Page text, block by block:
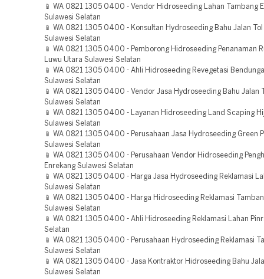
📱 WA 0821 1305 0400 - Vendor Hidroseeding Lahan Tambang
Sulawesi Selatan
📱 WA 0821 1305 0400 - Konsultan Hydroseeding Bahu Jalan Tol
Sulawesi Selatan
📱 WA 0821 1305 0400 - Pemborong Hidroseeding Penanaman
Luwu Utara Sulawesi Selatan
📱 WA 0821 1305 0400 - Ahli Hidroseeding Revegetasi
Sulawesi Selatan
📱 WA 0821 1305 0400 - Vendor Jasa Hydroseeding Bahu Jalan
Sulawesi Selatan
📱 WA 0821 1305 0400 - Layanan Hidroseeding Land Scaping
Sulawesi Selatan
📱 WA 0821 1305 0400 - Perusahaan Jasa Hydroseeding Green
Sulawesi Selatan
📱 WA 0821 1305 0400 - Perusahaan Vendor Hidroseeding
Enrekang Sulawesi Selatan
📱 WA 0821 1305 0400 - Harga Jasa Hydroseeding Reklamasi
Sulawesi Selatan
📱 WA 0821 1305 0400 - Harga Hidroseeding Reklamasi
Sulawesi Selatan
📱 WA 0821 1305 0400 - Ahli Hidroseeding Reklamasi Lahan
Selatan
📱 WA 0821 1305 0400 - Perusahaan Hydroseeding Reklamasi
Sulawesi Selatan
📱 WA 0821 1305 0400 - Jasa Kontraktor Hidroseeding Bahu
Sulawesi Selatan